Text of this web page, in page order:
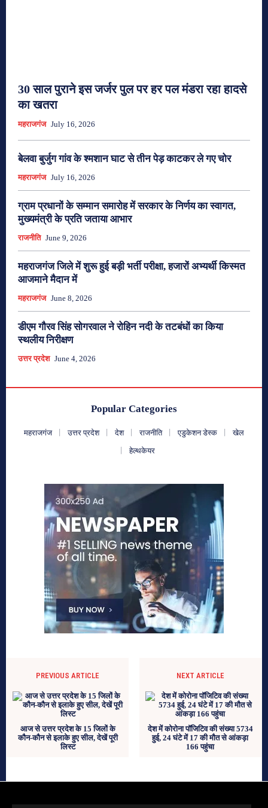
30 साल पुराने इस जर्जर पुल पर हर पल मंडरा रहा हादसे
का खतरा
महराजगंज July 16, 2026
बेलवा बुर्जुग गांव के श्मशान घाट से तीन पेड़ काटकर ले गए चोर
महराजगंज July 16, 2026
ग्राम प्रधानों के सम्मान समारोह में सरकार के निर्णय का स्वागत,
मुख्यमंत्री के प्रति जताया आभार
राजनीति June 9, 2026
महराजगंज जिले में शुरू हुई बड़ी भर्ती परीक्षा, हजारों अभ्यर्थी किस्मत
आजमाने मैदान में
महराजगंज June 8, 2026
डीएम गौरव सिंह सोगरवाल ने रोहिन नदी के तटबंधों का किया
स्थलीय निरीक्षण
उत्तर प्रदेश June 4, 2026
Popular Categories
महराजगंज उत्तर प्रदेश देश राजनीति एडुकेशन डेस्क
खेल
हेल्थकेयर
PREVIOUS ARTICLE
आज से उत्तर प्रदेश के 15 जिलों के
कौन-कौन से इलाके हुए सील, देखें पूरी
लिस्ट
NEXT ARTICLE
देश में कोरोना पॉजिटिव की संख्या 5734
हुई, 24 घंटे में 17 की मौत से आंकड़ा
166 पहुंचा